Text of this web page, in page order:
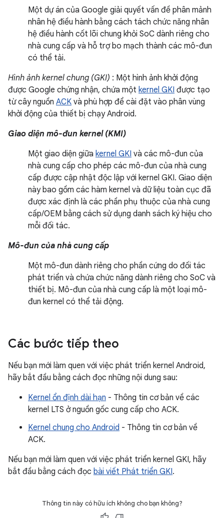
Một dự án của Google giải quyết vấn đề phân mảnh
nhân hệ điều hành bằng cách tách chức năng nhân
hệ điều hành cốt lõi chung khỏi SoC dành riêng cho
nhà cung cấp và hỗ trợ bo mạch thành các mô-đun
có thể tải.
Hình ảnh kernel chung (GKI) : Một hình ảnh khởi động
được Google chứng nhận, chứa một kernel GKI được tạo
từ cây nguồn ACK và phù hợp để cài đặt vào phân vùng
khởi động của thiết bị chạy Android.
Giao diện mô-đun kernel (KMI)
Một giao diện giữa kernel GKI và các mô-đun của
nhà cung cấp cho phép các mô-đun của nhà cung
cấp được cập nhật độc lập với kernel GKI. Giao diện
này bao gồm các hàm kernel và dữ liệu toàn cục đã
được xác định là các phần phụ thuộc của nhà cung
cấp/OEM bằng cách sử dụng danh sách ký hiệu cho
mỗi đối tác.
Mô-đun của nhà cung cấp
Một mô-đun dành riêng cho phần cứng do đối tác
phát triển và chứa chức năng dành riêng cho SoC và
thiết bị. Mô-đun của nhà cung cấp là một loại mô-
đun kernel có thể tải động.
Các bước tiếp theo
Nếu bạn mới làm quen với việc phát triển kernel Android,
hãy bắt đầu bằng cách đọc những nội dung sau:
Kernel ổn định dài hạn - Thông tin cơ bản về các
kernel LTS ở nguồn gốc cung cấp cho ACK.
Kernel chung cho Android - Thông tin cơ bản về
ACK.
Nếu bạn mới làm quen với việc phát triển kernel GKI, hãy
bắt đầu bằng cách đọc bài viết Phát triển GKI.
Thông tin này có hữu ích không cho bạn không?